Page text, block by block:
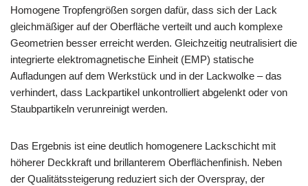
Homogene Tropfengrößen sorgen dafür, dass sich der Lack
gleichmäßiger auf der Oberfläche verteilt und auch komplexe
Geometrien besser erreicht werden. Gleichzeitig neutralisiert die
integrierte elektromagnetische Einheit (EMP) statische
Aufladungen auf dem Werkstück und in der Lackwolke – das
verhindert, dass Lackpartikel unkontrolliert abgelenkt oder von
Staubpartikeln verunreinigt werden.
Das Ergebnis ist eine deutlich homogenere Lackschicht mit
höherer Deckkraft und brillanterem Oberflächenfinish. Neben
der Qualitätssteigerung reduziert sich der Overspray, der